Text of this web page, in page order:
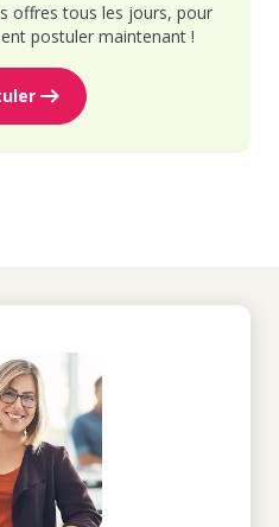
offres tous les jours, pour
postuler maintenant !